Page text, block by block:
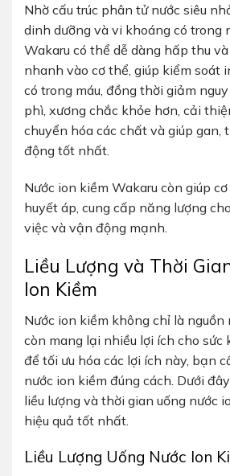
Nhờ cấu trúc phân tử nước siêu
dinh dưỡng và vi khoáng có trong
Wakaru có thể dễ dàng hấp thu
nhanh vào cơ thể, giúp kiểm soát
có trong máu, đồng thời giảm
phì, xương chắc khỏe hơn, cải
chuyển hóa các chất và giúp gan,
động tốt nhất.
Nước ion kiềm Wakaru còn giúp
huyết áp, cung cấp năng lượng
việc và vận động mạnh.
Liều Lượng và Thời
Ion Kiềm
Nước ion kiềm không chỉ là nguồn
còn mang lại nhiều lợi ích cho sức
để tối ưu hóa các lợi ích này, bạn
nước ion kiềm đúng cách. Dưới
liều lượng và thời gian uống nước
hiệu quả tốt nhất.
Liều Lượng Uống Nước Ion